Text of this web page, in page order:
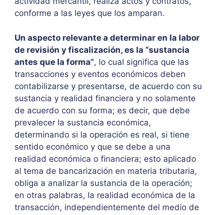
conforme a las leyes que los amparan.
Un aspecto relevante a determinar en la labor
de revisión y fiscalización, es la “sustancia
antes que la forma”, lo cual significa que las
transacciones y eventos económicos deben
contabilizarse y presentarse, de acuerdo con su
sustancia y realidad financiera y no solamente
de acuerdo con su forma; es decir, que debe
prevalecer la sustancia económica,
determinando si la operación es real, si tiene
sentido económico y que se debe a una
realidad económica o financiera; esto aplicado
al tema de bancarización en materia tributaria,
obliga a analizar la sustancia de la operación;
en otras palabras, la realidad económica de la
transacción, independientemente del medio de